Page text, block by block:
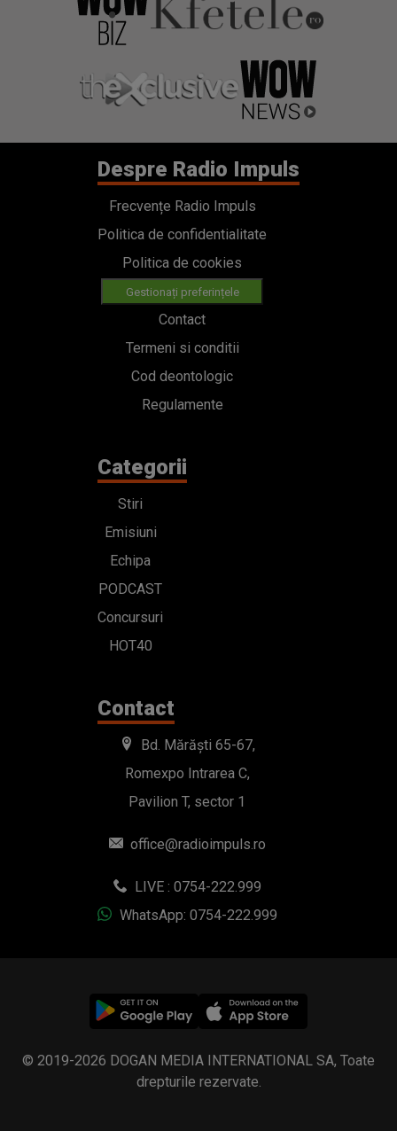
Despre Radio Impuls
Frecvențe Radio Impuls
Politica de confidentialitate
Politica de cookies
Gestionați preferințele
Contact
Termeni si conditii
Cod deontologic
Regulamente
Categorii
Stiri
Emisiuni
Echipa
PODCAST
Concursuri
HOT40
Contact
Bd. Mărăști 65-67,
Romexpo Intrarea C,
Pavilion T, sector 1
office@radioimpuls.ro
LIVE : 0754-222.999
WhatsApp: 0754-222.999
© 2019-2026 DOGAN MEDIA INTERNATIONAL SA, Toate
drepturile rezervate.